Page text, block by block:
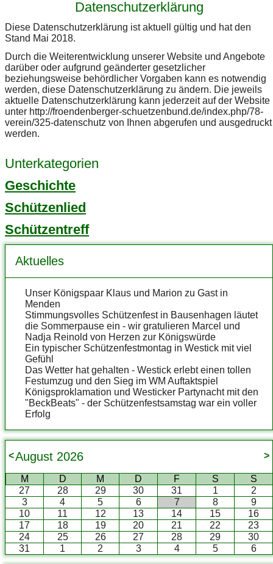
Datenschutzerklärung
Diese Datenschutzerklärung ist aktuell gültig und hat den
Stand Mai 2018.
Durch die Weiterentwicklung unserer Website und Angebote
darüber oder aufgrund geänderter gesetzlicher
beziehungsweise behördlicher Vorgaben kann es notwendig
werden, diese Datenschutzerklärung zu ändern. Die jeweils
aktuelle Datenschutzerklärung kann jederzeit auf der Website
unter http://froendenberger-schuetzenbund.de/index.php/78-
verein/325-datenschutz von Ihnen abgerufen und ausgedruckt
werden.
Unterkategorien
Geschichte
Schützenlied
Schützentreff
Aktuelles
Unser Königspaar Klaus und Marion zu Gast in
Menden
Stimmungsvolles Schützenfest in Bausenhagen läutet
die Sommerpause ein - wir gratulieren Marcel und
Nadja Reinold von Herzen zur Königswürde
Ein typischer Schützenfestmontag in Westick mit viel
Gefühl
Das Wetter hat gehalten - Westick erlebt einen tollen
Festumzug und den Sieg im WM Auftaktspiel
Königsproklamation und Westicker Partynacht mit den
"BeckBeats" - der Schützenfestsamstag war ein voller
Erfolg
August 2026
< >
M D M D F S
S
27
28 29 30 31 1
2
3
4 5 6 7 8
9
10
11 12 13 14 15
16
17
18 19 20 21 22
23
24
25 26 27 28 29
30
31
1 2 3 4 5 6